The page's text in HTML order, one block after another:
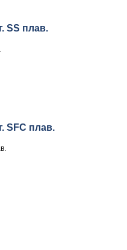
SS плав.
SFC плав.